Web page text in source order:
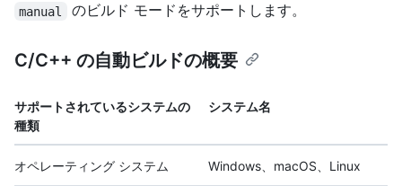
manual のビルド モードをサポートします。
C/C++ の自動ビルドの概要
サポートされているシステムの
種類
システム名
オペレーティング システム Windows、macOS、Linux